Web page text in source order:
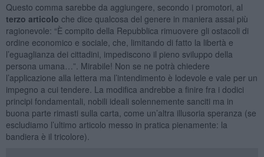
Questo comma sarebbe da aggiungere, secondo i promotori, al
terzo articolo che dice qualcosa del genere in maniera assai più
ragionevole: “È compito della Repubblica rimuovere gli ostacoli di
ordine economico e sociale, che, limitando di fatto la libertà e
l’eguaglianza dei cittadini, impediscono il pieno sviluppo della
persona umana…”. Mirabile! Non se ne potrà chiedere
l’applicazione alla lettera ma l’intendimento è lodevole e vale per un
impegno a cui tendere. La modifica andrebbe a finire fra i dodici
principi fondamentali, nobili ideali solennemente sanciti ma in
buona parte rimasti sulla carta, come un’altra illusoria speranza (se
escludiamo l’ultimo articolo messo in pratica pienamente: la
bandiera è il tricolore).